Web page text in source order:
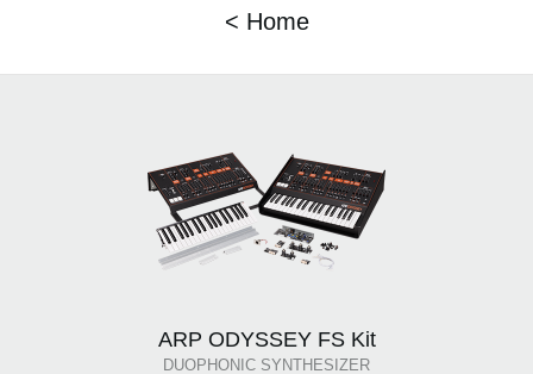
< Home
ARP ODYSSEY FS Kit
DUOPHONIC SYNTHESIZER